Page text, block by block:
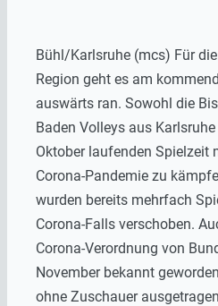
Bühl/Karlsruhe (mcs) Für
Region geht es am
auswärts ran. Sowohl die
Baden Volleys aus
Oktober laufenden Spielzeit
Corona-Pandemie zu
wurden bereits mehrfach
Corona-Falls verschoben.
Corona-Verordnung von
November bekannt
ohne Zuschauer